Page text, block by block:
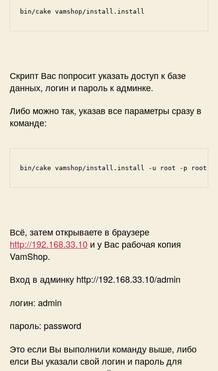
bin/cake vamshop/install.install
Скрипт Вас попросит указать доступ к базе
данных, логин и пароль к админке.
Либо можно так, указав все параметры сразу в
команде:
bin/cake vamshop/install.install -u root -p root -d
Всё, затем открываете в браузере
http://192.168.33.10 и у Вас рабочая копия
VamShop.
Вход в админку http://192.168.33.10/admin
логин: admin
пароль: password
Это если Вы выполнили команду выше, либо
елси Вы указали свой логин и пароль для